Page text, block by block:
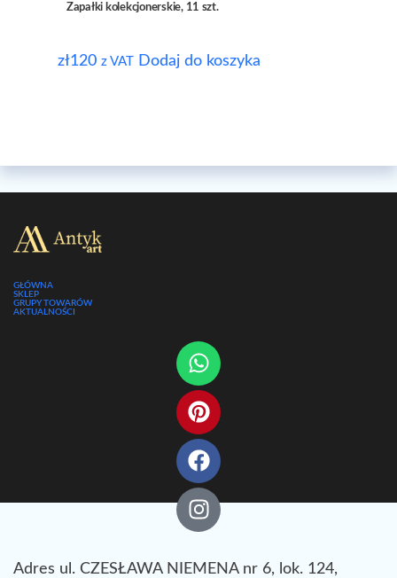
Zapałki kolekcjonerskie, 11 szt.
zł120 z VAT Dodaj do koszyka
GŁÓWNA
SKLEP
GRUPY TOWARÓW
AKTUALNOŚCI
Adres ul. CZESŁAWA NIEMENA nr 6, lok. 124,